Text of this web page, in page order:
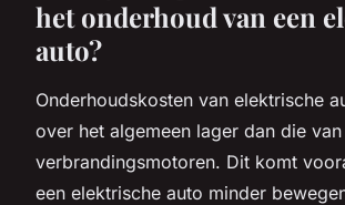
het onderhoud van een
auto?
Onderhoudskosten van elektrische
over het algemeen lager dan die
verbrandingsmotoren. Dit komt
een elektrische auto minder